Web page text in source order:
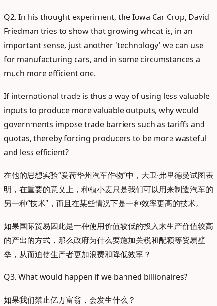
Q2. In his thought experiment, the Iowa Car Crop, David
Friedman tries to show that growing wheat is, in an
important sense, just another 'technology' we can use
for manufacturing cars, and in some circumstances a
much more efficient one.
If international trade is thus a way of using less valuable
inputs to produce more valuable outputs, why would
governments impose trade barriers such as tariffs and
quotas, thereby forcing producers to be more wasteful
and less efficient?
在他的思想实验“爱荷华州汽车作物”中，大卫·弗里德曼试图表
明，在重要的意义上，种植小麦只是我们可以用来制造汽车的
另一种“技术”，而且在某些情况下是一种效率更高的技术。
如果国际贸易因此是一种使用价值较低的投入来生产价值较高
的产出的方式，那么政府为什么要施加关税和配额等贸易壁
垒，从而迫使生产者更加浪费和降低效率？
Q3. What would happen if we banned billionaires?
如果我们禁止亿万富翁，会发生什么？